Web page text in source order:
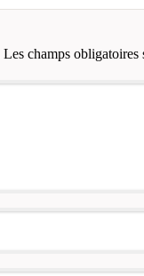
Les champs obligatoires